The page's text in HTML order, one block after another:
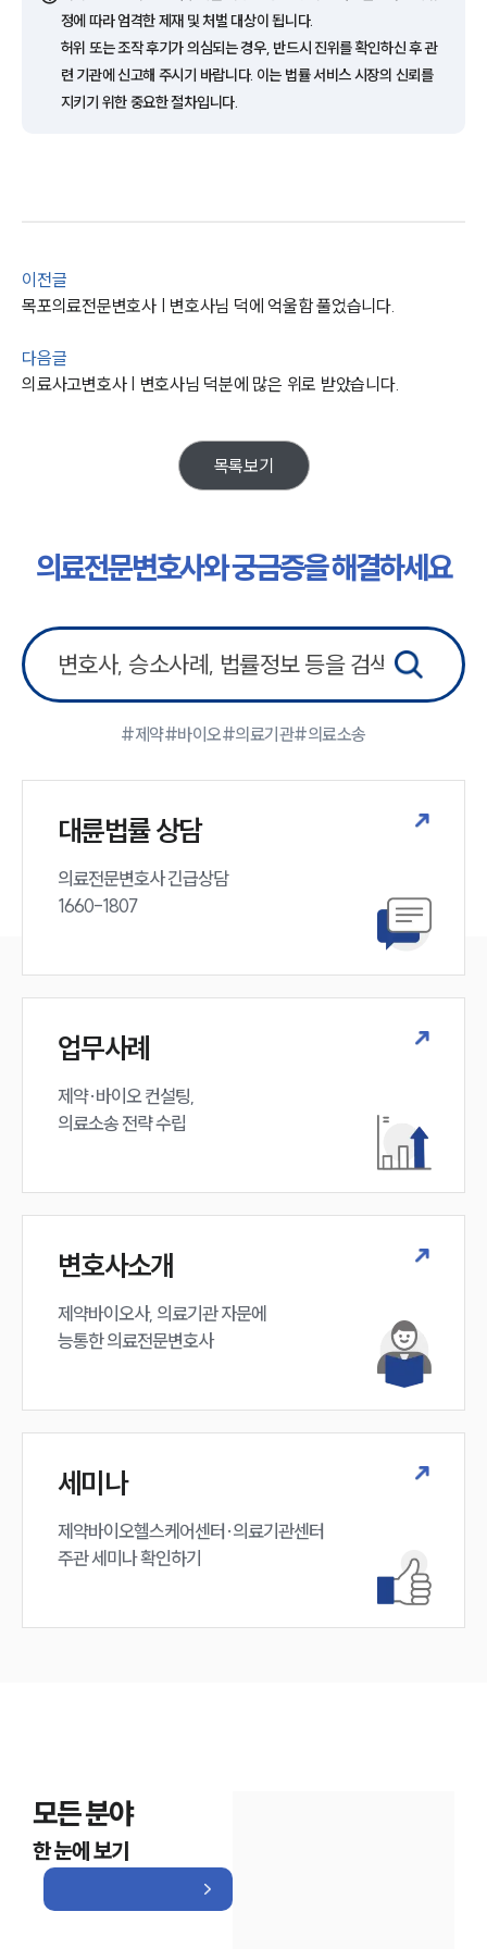
업무사례
주요 업무사례
의료·바이오·헬스케어그룹 업무
구성원 소개
의료전문변호사
언론보도
공지사항
법률서식
뉴스레터/브로슈어
세미나
대륜법률상담예약
정에 따라 엄격한 제재 및 처벌 대상이 됩니다.
허위 또는 조작 후기가 의심되는 경우, 반드시 진위를 확인하신 후 관
련 기관에 신고해 주시기 바랍니다. 이는 법률 서비스 시장의 신뢰를
지키기 위한 중요한 절차입니다.
이전글
목포의료전문변호사 | 변호사님 덕에 억울함 풀었습니다.
다음글
의료사고변호사 | 변호사님 덕분에 많은 위로 받았습니다.
목록보기
의료전문변호사와 궁금증을 해결하세요
#제약#바이오#의료기관#의료소송
대륜법률 상담
의료전문변호사 긴급상담
1660-1807
업무사례
제약·바이오 컨설팅,
의료소송 전략 수립
변호사소개
제약바이오사, 의료기관 자문에
능통한 의료전문변호사
세미나
제약바이오헬스케어센터·의료기관센터
주관 세미나 확인하기
모든 분야
한 눈에 보기